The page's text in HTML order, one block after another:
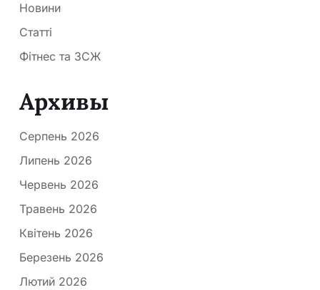
Новини
Статті
Фітнес та ЗСЖ
Архивы
Серпень 2026
Липень 2026
Червень 2026
Травень 2026
Квітень 2026
Березень 2026
Лютий 2026